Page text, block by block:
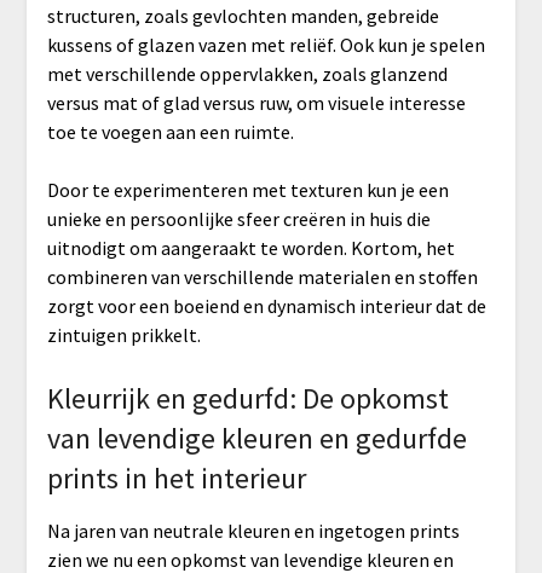
structuren, zoals gevlochten manden, gebreide
kussens of glazen vazen met reliëf. Ook kun je spelen
met verschillende oppervlakken, zoals glanzend
versus mat of glad versus ruw, om visuele interesse
toe te voegen aan een ruimte.
Door te experimenteren met texturen kun je een
unieke en persoonlijke sfeer creëren in huis die
uitnodigt om aangeraakt te worden. Kortom, het
combineren van verschillende materialen en stoffen
zorgt voor een boeiend en dynamisch interieur dat de
zintuigen prikkelt.
Kleurrijk en gedurfd: De opkomst
van levendige kleuren en gedurfde
prints in het interieur
Na jaren van neutrale kleuren en ingetogen prints
zien we nu een opkomst van levendige kleuren en